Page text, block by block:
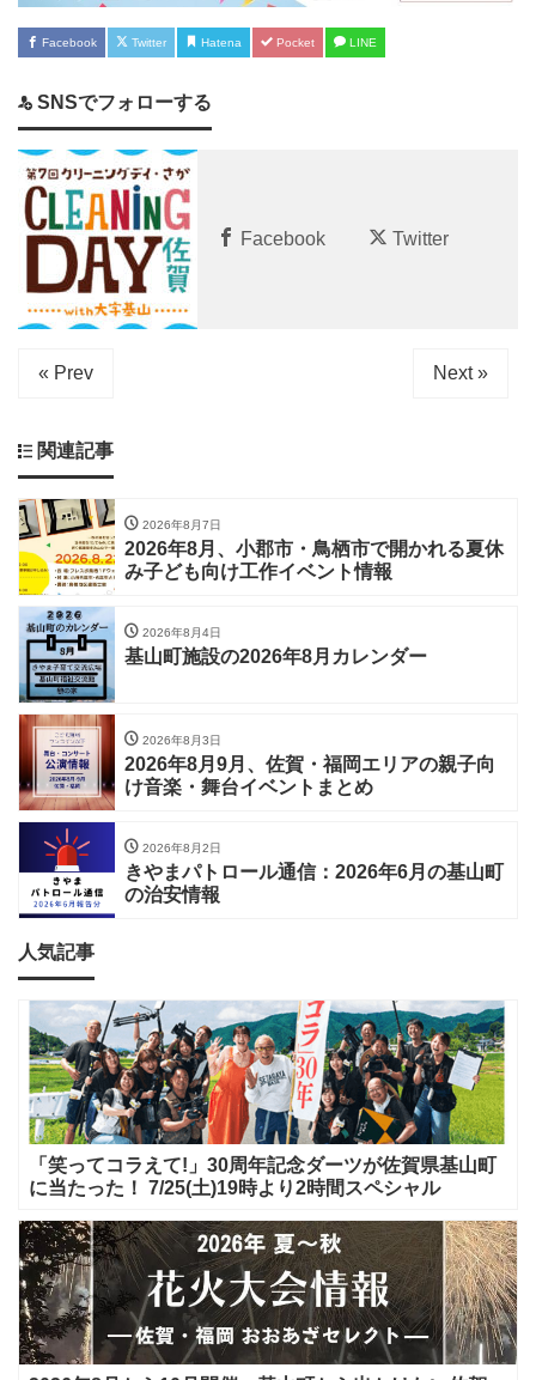
Facebook Twitter Hatena Pocket LINE
SNSでフォローする
Facebook Twitter
« Prev Next »
関連記事
2026年8月7日
2026年8月、小郡市・鳥栖市で開かれる夏休
み子ども向け工作イベント情報
2026年8月4日
基山町施設の2026年8月カレンダー
2026年8月3日
2026年8月9月、佐賀・福岡エリアの親子向
け音楽・舞台イベントまとめ
2026年8月2日
きやまパトロール通信：2026年6月の基山町
の治安情報
人気記事
「笑ってコラえて!」30周年記念ダーツが佐賀県基山町
に当たった！ 7/25(土)19時より2時間スペシャル